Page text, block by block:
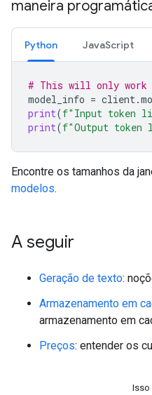
maneira
Python JavaScript
# This will only work
model_info = client.
print(f"Input token
print(f"Output
Encontre os tamanhos da
modelos.
A seguir
Geração de texto:
Armazenamento em
armazenamento em
Preços: entender os
Isso